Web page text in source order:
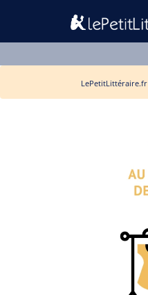
LePetitLittéraire.fr